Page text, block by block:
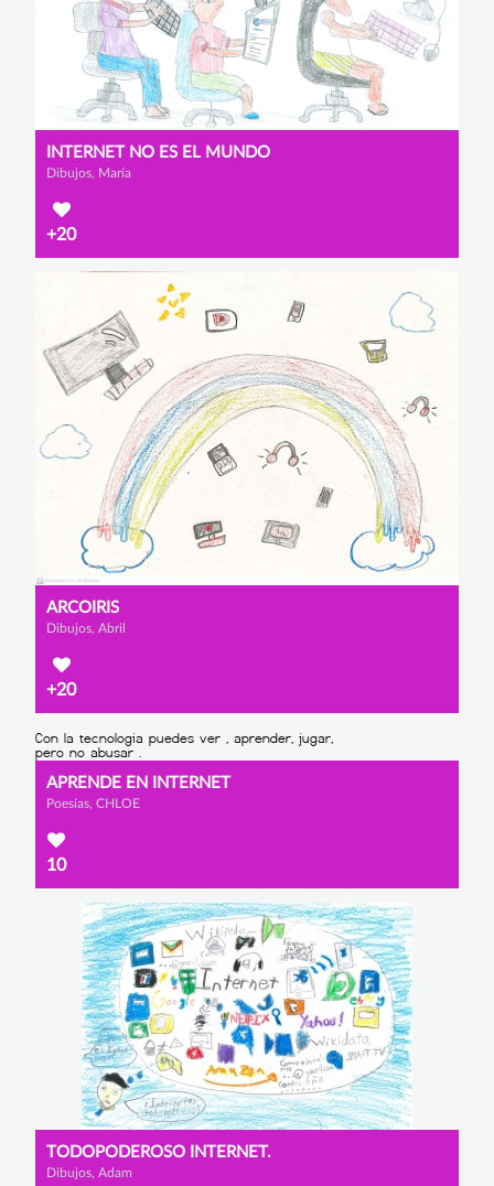
INTERNET NO ES EL MUNDO
Dibujos, María
+20
ARCOIRIS
Dibujos, Abril
+20
APRENDE EN INTERNET
Poesías, CHLOE
10
TODOPODEROSO INTERNET.
Dibujos, Adam